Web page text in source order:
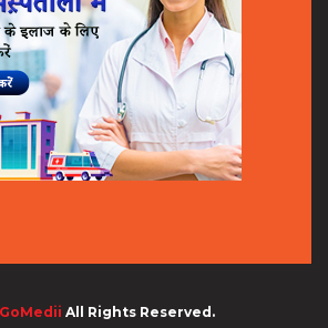
GoMedii All Rights Reserved.